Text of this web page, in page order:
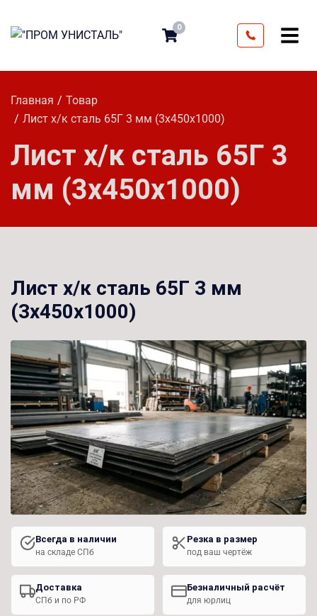
0
Главная
Товар
Лист х/к сталь 65Г 3 мм (3х450х1000)
Лист х/к сталь 65Г 3
мм (3х450х1000)
Лист х/к сталь 65Г 3 мм
(3х450х1000)
Всегда в наличии
на складе СПб
Резка в размер
под ваш чертёж
Доставка
СПб и по РФ
Безналичный расчёт
для юрлиц